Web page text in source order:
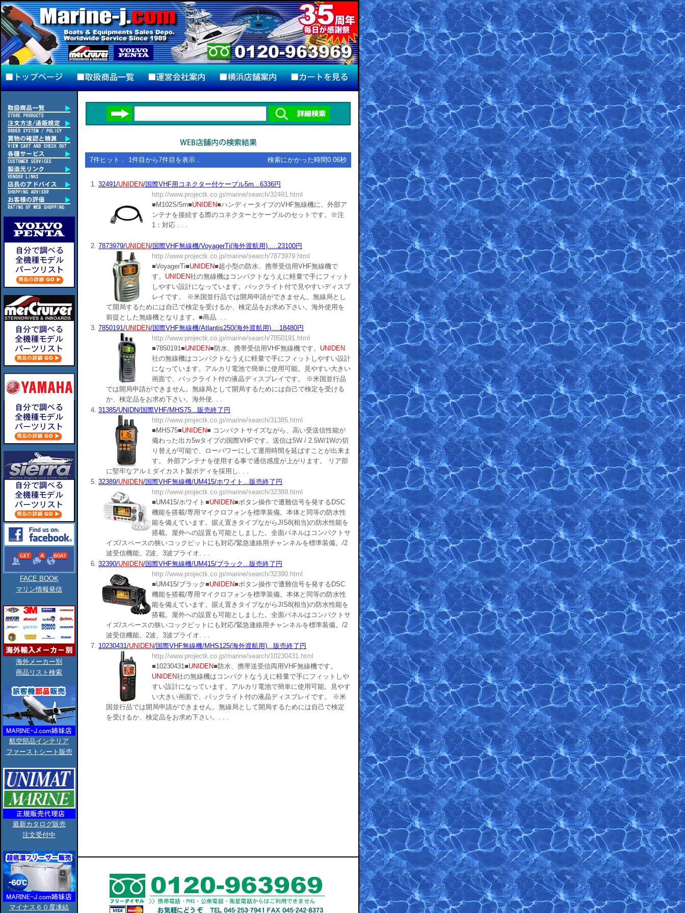
FACE BOOK
マリン情報発信
海外メーカー別
商品リスト検索
航空部品インテリア
ファーストシート販売
最新カタログ販売
注文受付中
マイナス６０度凍結
7件ヒット． 1件目から7件目を表示． 検索にかかった時間0.06秒
1. 32491/UNIDEN/国際VHF用コネクター付ケーブル5m...6336円
http://www.projectk.co.jp/marine/search/32491.html
■M102S/5m■UNIDEN■ハンディータイプのVHF無線機に、外部ア
ンテナを接続する際のコネクターとケーブルのセットです。※注
1：対応 . . .
2. 7873979/UNIDEN/国際VHF無線機/VoyagerTi(海外渡航用).....23100円
http://www.projectk.co.jp/marine/search/7873979.html
■VoyagerTi■UNIDEN■超小型の防水、携帯受信用VHF無線機で
す。 UNIDEN社の無線機はコンパクトなうえに軽量で手にフィット
しやすい設計になっています。バックライト付で見やすいディスプ
レイです。 ※米国並行品では開局申請ができません。無線局とし
て開局するためには自己で検定を受けるか、検定品をお求め下さい。海外使用を
前提とした無線機となります。■商品. . .
3. 7850191/UNIDEN/国際VHF無線機/Atlantis250(海外渡航用)....18480円
http://www.projectk.co.jp/marine/search/7850191.html
■7850191■UNIDEN■防水、携帯受信用VHF無線機です。 UNIDEN
社の無線機はコンパクトなうえに軽量で手にフィットしやすい設計
になっています。アルカリ電池で簡単に使用可能。見やすい大きい
画面で、バックライト付の液晶ディスプレイです。 ※米国並行品
では開局申請ができません。無線局として開局するためには自己で検定を受ける
か、検定品をお求め下さい。海外使. . .
4. 31385/UNIDN/国際VHF/MHS75...販売終了円
http://www.projectk.co.jp/marine/search/31385.html
■MHS75■UNIDEN■ コンパクトサイズながら、高い受送信性能が
備わった出カ5wタイプの国際VHFです。送信は5W / 2.5W/1Wの切
り替えが可能で、ローパワーにして運用時間を延ばすことが出来ま
す。 外部アンテナを使用する事で通信感度が上がります。 リア部
に堅牢なアルミダイカスト製ボディを採用し. . .
5. 32389/UNIDEN/国際VHF無線機/UM415/ホワイト...販売終了円
http://www.projectk.co.jp/marine/search/32389.html
■UM415/ホワイト■UNIDEN■ボタン操作で遭難信号を発するDSC
機能を搭載/専用マイクロフォンを標準装備。本体と同等の防水性
能を備えています。据え置きタイプながらJIS8(相当)の防水性能を
搭載。屋外への設置も可能としました。全面パネルはコンパクトサ
イズ/スペースの狭いコックピットにも対応/緊急連絡用チャンネルを標準装備。/2
波受信機能。2波、3波プライオ. . .
6. 32390/UNIDEN/国際VHF無線機/UM415/ブラック...販売終了円
http://www.projectk.co.jp/marine/search/32390.html
■UM415/ブラック■UNIDEN■ボタン操作で遭難信号を発するDSC
機能を搭載/専用マイクロフォンを標準装備。本体と同等の防水性
能を備えています。据え置きタイプながらJIS8(相当)の防水性能を
搭載。屋外への設置も可能としました。全面パネルはコンパクトサ
イズ/スペースの狭いコックピットにも対応/緊急連絡用チャンネルを標準装備。/2
波受信機能。2波、3波プライオ. . .
7. 10230431/UNIDEN/国際VHF無線機/MHS125(海外渡航用)...販売終了円
http://www.projectk.co.jp/marine/search/10230431.html
■10230431■UNIDEN■防水、携帯送受信両用VHF無線機です。
UNIDEN社の無線機はコンパクトなうえに軽量で手にフィットしや
すい設計になっています。アルカリ電池で簡単に使用可能。見やす
い大きい画面で、バックライト付の液晶ディスプレイです。 ※米
国並行品では開局申請ができません。無線局として開局するためには自己で検定
を受けるか、検定品をお求め下さい。. . .